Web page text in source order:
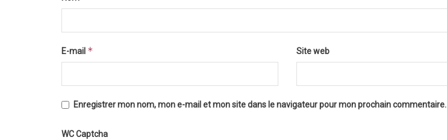
E-mail * Site web
Enregistrer mon nom, mon e-mail et mon site dans le navigateur pour mon prochain commentaire.
WC Captcha